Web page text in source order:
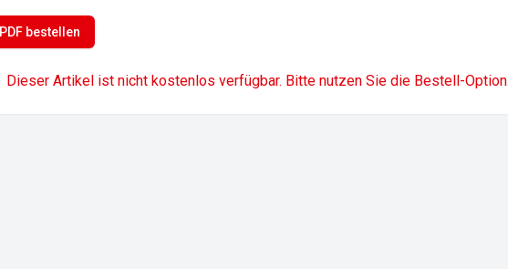
PDF bestellen
Dieser Artikel ist nicht kostenlos verfügbar. Bitte nutzen Sie die Bestell-Option.